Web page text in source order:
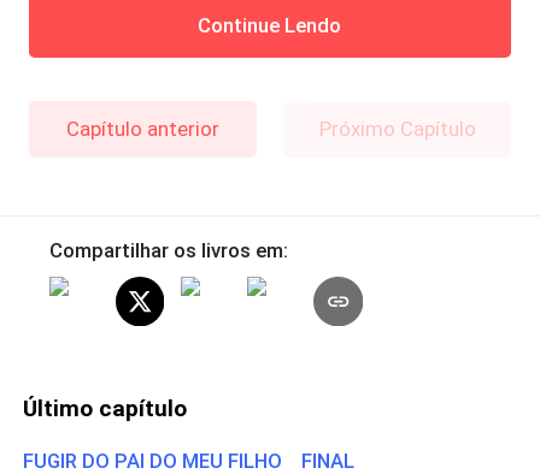
Continue Lendo
Capítulo anterior Próximo Capítulo
Compartilhar os livros em:
Último capítulo
FUGIR DO PAI DO MEU FILHO FINAL